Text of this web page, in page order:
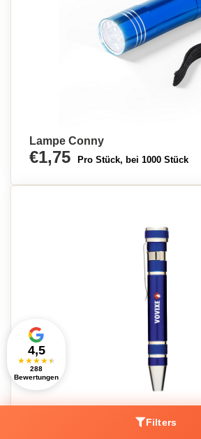
Lampe Conny
€1,75 Pro Stück, bei 1000 Stück
Aluminium Werkzeugstift - Bad
Filters
4,5
★★★★★
288
Bewertungen